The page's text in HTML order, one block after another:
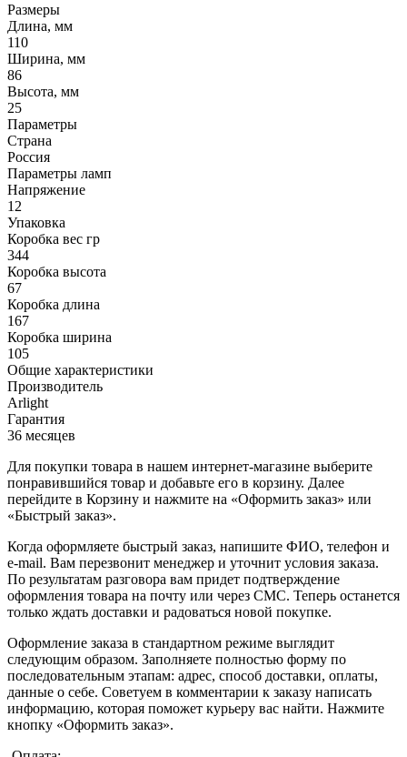
Размеры
Длина, мм
110
Ширина, мм
86
Высота, мм
25
Параметры
Страна
Россия
Параметры ламп
Напряжение
12
Упаковка
Коробка вес гр
344
Коробка высота
67
Коробка длина
167
Коробка ширина
105
Общие характеристики
Производитель
Arlight
Гарантия
36 месяцев
Для покупки товара в нашем интернет-магазине выберите
понравившийся товар и добавьте его в корзину. Далее
перейдите в Корзину и нажмите на «Оформить заказ» или
«Быстрый заказ».
Когда оформляете быстрый заказ, напишите ФИО, телефон и
e-mail. Вам перезвонит менеджер и уточнит условия заказа.
По результатам разговора вам придет подтверждение
оформления товара на почту или через СМС. Теперь останется
только ждать доставки и радоваться новой покупке.
Оформление заказа в стандартном режиме выглядит
следующим образом. Заполняете полностью форму по
последовательным этапам: адрес, способ доставки, оплаты,
данные о себе. Советуем в комментарии к заказу написать
информацию, которая поможет курьеру вас найти. Нажмите
кнопку «Оформить заказ».